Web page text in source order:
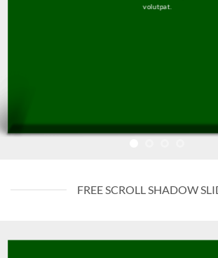
volutpat.
FREE SCROLL SHADOW